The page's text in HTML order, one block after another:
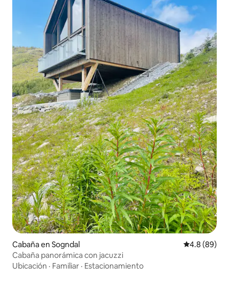
Cabaña en Sogndal Calificación
4.8 (89)
Cabaña panorámica con jacuzzi
Ubicación · Familiar · Estacionamiento